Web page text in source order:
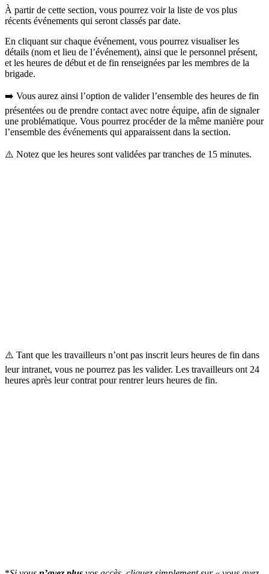
À partir de cette section, vous pourrez voir la liste de vos plus
récents événements qui seront classés par date.
En cliquant sur chaque événement, vous pourrez visualiser les
détails (nom et lieu de l’événement), ainsi que le personnel présent,
et les heures de début et de fin renseignées par les membres de la
brigade.
➡️ Vous aurez ainsi l’option de valider l’ensemble des heures de fin
présentées ou de prendre contact avec notre équipe, afin de signaler
une problématique. Vous pourrez procéder de la même manière pour
l’ensemble des événements qui apparaissent dans la section.
⚠️ Notez que les heures sont validées par tranches de 15 minutes.
⚠️ Tant que les travailleurs n’ont pas inscrit leurs heures de fin dans
leur intranet, vous ne pourrez pas les valider. Les travailleurs ont 24
heures après leur contrat pour rentrer leurs heures de fin.